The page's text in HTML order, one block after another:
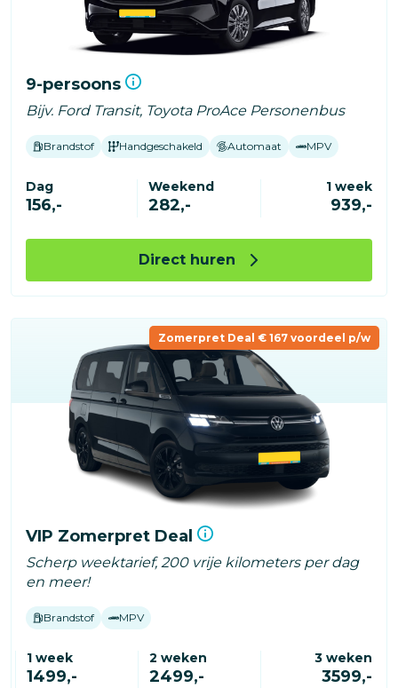
9-persoons
Bijv. Ford Transit, Toyota ProAce Personenbus
Brandstof Handgeschakeld Automaat MPV
Dag
156,-
Weekend
282,-
1 week
939,-
Direct huren
Zomerpret Deal € 167 voordeel p/w
VIP Zomerpret Deal
Scherp weektarief, 200 vrije kilometers per dag
en meer!
Brandstof MPV
1 week
1499,-
2 weken
2499,-
3 weken
3599,-